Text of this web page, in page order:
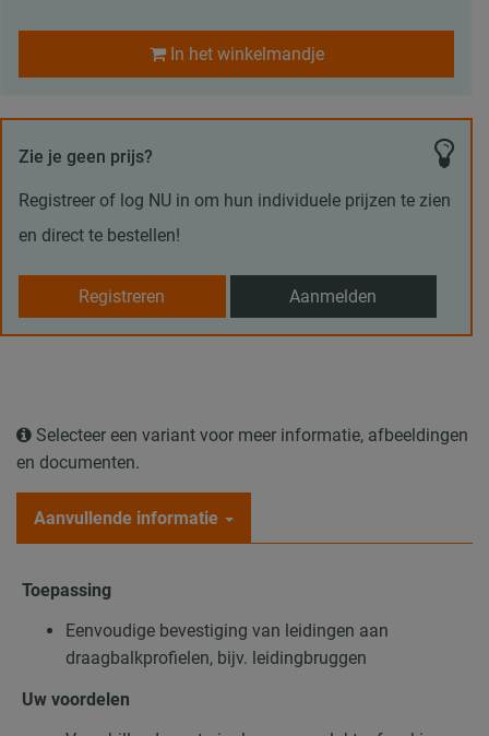
In het winkelmandje
Zie je geen prijs?
Registreer of log NU in om hun individuele prijzen te zien
en direct te bestellen!
Registreren Aanmelden
Selecteer een variant voor meer informatie, afbeeldingen
en documenten.
Aanvullende informatie
Toepassing
Eenvoudige bevestiging van leidingen aan
draagbalkprofielen, bijv. leidingbruggen
Uw voordelen